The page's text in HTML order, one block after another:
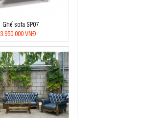
Ghế sofa SP07
3.950.000 VNĐ